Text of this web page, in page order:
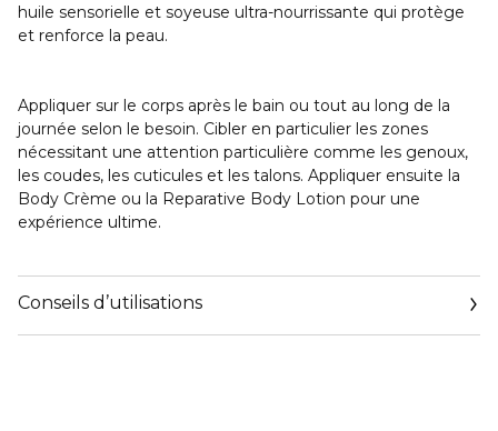
huile sensorielle et soyeuse ultra-nourrissante qui protège
et renforce la peau.
Appliquer sur le corps après le bain ou tout au long de la
journée selon le besoin. Cibler en particulier les zones
nécessitant une attention particulière comme les genoux,
les coudes, les cuticules et les talons. Appliquer ensuite la
Body Crème ou la Reparative Body Lotion pour une
expérience ultime.
Conseils d’utilisations